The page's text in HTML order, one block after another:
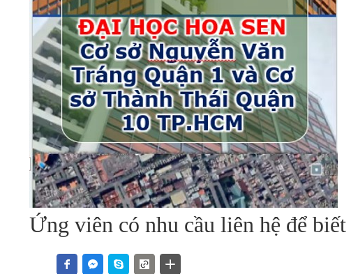
Ứng viên có nhu cầu liên hệ để